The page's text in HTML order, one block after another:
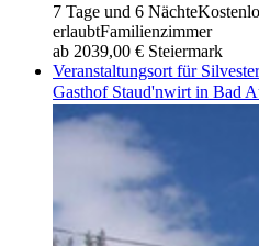
7 Tage und 6 Nächte
erlaubtFamilienzimmer
ab 2039,00 € Steiermark
Veranstaltungsort für
Gasthof Staud'nwirt in Bad